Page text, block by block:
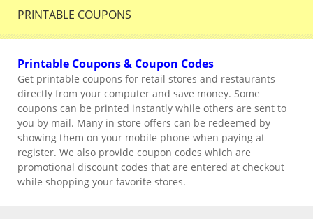
PRINTABLE COUPONS
Printable Coupons & Coupon Codes
Get printable coupons for retail stores and restaurants
directly from your computer and save money. Some
coupons can be printed instantly while others are sent to
you by mail. Many in store offers can be redeemed by
showing them on your mobile phone when paying at
register. We also provide coupon codes which are
promotional discount codes that are entered at checkout
while shopping your favorite stores.